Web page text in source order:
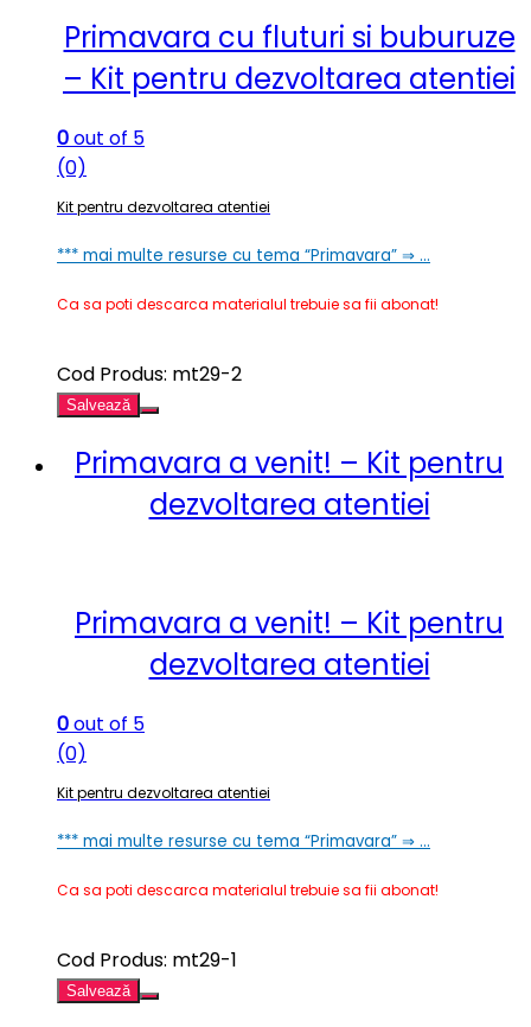
Primavara cu fluturi si buburuze
– Kit pentru dezvoltarea atentiei
0out of 5
(0)
Kit pentru dezvoltarea atentiei
*** mai multe resurse cu tema “Primavara” ⇒ …
Ca sa poti descarca materialul trebuie sa fii abonat!
Cod Produs: mt29-2
Salvează
Primavara a venit! – Kit pentru
dezvoltarea atentiei
Primavara a venit! – Kit pentru
dezvoltarea atentiei
0out of 5
(0)
Kit pentru dezvoltarea atentiei
*** mai multe resurse cu tema “Primavara” ⇒ …
Ca sa poti descarca materialul trebuie sa fii abonat!
Cod Produs: mt29-1
Salvează